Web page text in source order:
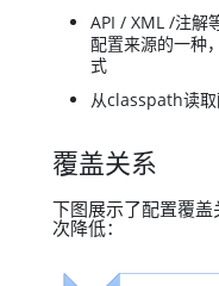
API / XML /注解
配置来源的一种
式
从classpath读
覆盖关系
下图展示了配置覆
次降低：